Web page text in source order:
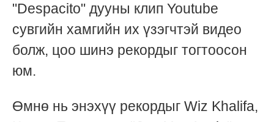
"Despacito" дууны клип Youtube
сувгийн хамгийн их үзэгчтэй видео
болж, цоо шинэ рекордыг тогтоосон
юм.
Өмнө нь энэхүү рекордыг Wiz Khalifa,